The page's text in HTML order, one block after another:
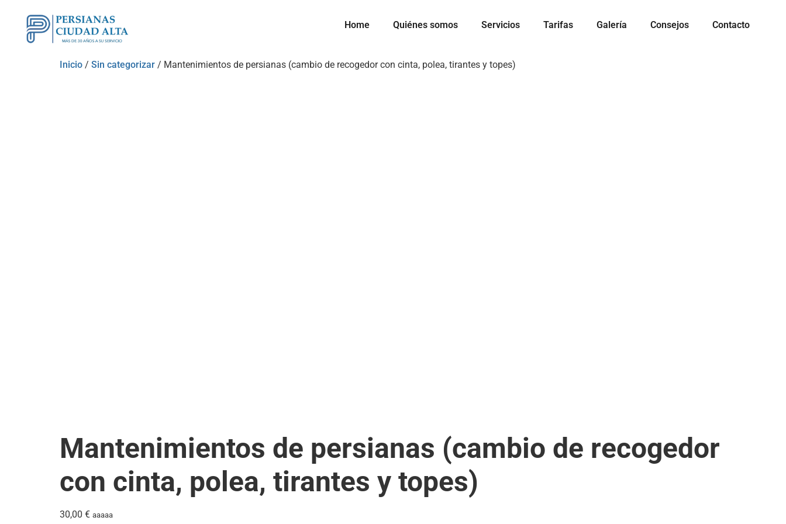
Home Quiénes somos Servicios Tarifas Galería Consejos Contacto
Inicio / Sin categorizar / Mantenimientos de persianas (cambio de recogedor con cinta, polea, tirantes y topes)
Mantenimientos de persianas (cambio de recogedor
con cinta, polea, tirantes y topes)
30,00 € aaaaa